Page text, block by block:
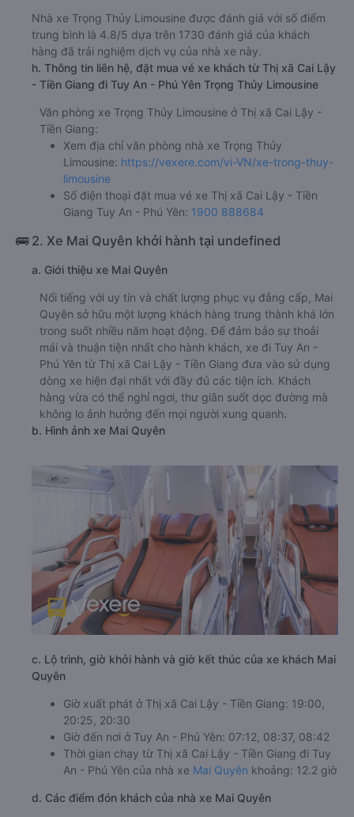
Nhà xe Trọng Thủy Limousine được đánh giá với số điểm
trung bình là 4.8/5 dựa trên 1730 đánh giá của khách
hàng đã trải nghiệm dịch vụ của nhà xe này.
h. Thông tin liên hệ, đặt mua vé xe khách từ Thị xã Cai Lậy
- Tiền Giang đi Tuy An - Phú Yên Trọng Thủy Limousine
Văn phòng xe Trọng Thủy Limousine ở Thị xã Cai Lậy -
Tiền Giang:
Xem địa chỉ văn phòng nhà xe Trọng Thủy
Limousine: https://vexere.com/vi-VN/xe-trong-thuy-
limousine
Số điện thoại đặt mua vé xe Thị xã Cai Lậy - Tiền
Giang Tuy An - Phú Yên: 1900 888684
🚌 2. Xe Mai Quyên khởi hành tại undefined
a. Giới thiệu xe Mai Quyên
Nổi tiếng với uy tín và chất lượng phục vụ đẳng cấp, Mai
Quyên sở hữu một lượng khách hàng trung thành khá lớn
trong suốt nhiều năm hoạt động. Để đảm bảo sự thoải
mái và thuận tiện nhất cho hành khách, xe đi Tuy An -
Phú Yên từ Thị xã Cai Lậy - Tiền Giang đưa vào sử dụng
dòng xe hiện đại nhất với đầy đủ các tiện ích. Khách
hàng vừa có thể nghỉ ngơi, thư giãn suốt dọc đường mà
không lo ảnh hưởng đến mọi người xung quanh.
b. Hình ảnh xe Mai Quyên
c. Lộ trình, giờ khởi hành và giờ kết thúc của xe khách Mai
Quyên
Giờ xuất phát ở Thị xã Cai Lậy - Tiền Giang: 19:00,
20:25, 20:30
Giờ đến nơi ở Tuy An - Phú Yên: 07:12, 08:37, 08:42
Thời gian chạy từ Thị xã Cai Lậy - Tiền Giang đi Tuy
An - Phú Yên của nhà xe Mai Quyên khoảng: 12.2 giờ
d. Các điểm đón khách của nhà xe Mai Quyên